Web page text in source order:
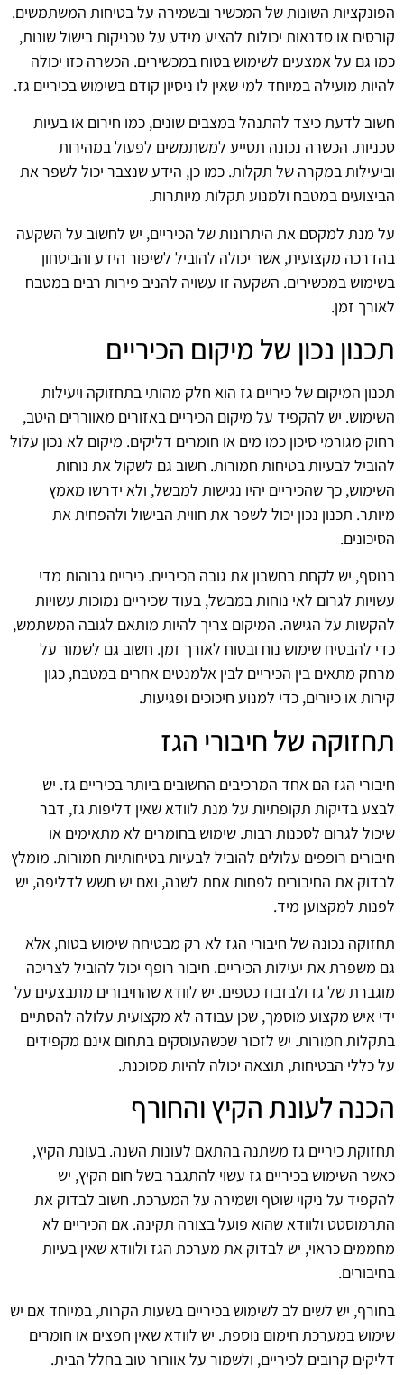
הפונקציות השונות של המכשיר ובשמירה על בטיחות המשתמשים.
קורסים או סדנאות יכולות להציע מידע על טכניקות בישול שונות,
כמו גם על אמצעים לשימוש בטוח במכשירים. הכשרה כזו יכולה
להיות מועילה במיוחד למי שאין לו ניסיון קודם בשימוש בכיריים גז.
חשוב לדעת כיצד להתנהל במצבים שונים, כמו חירום או בעיות
טכניות. הכשרה נכונה תסייע למשתמשים לפעול במהירות
וביעילות במקרה של תקלות. כמו כן, הידע שנצבר יכול לשפר את
הביצועים במטבח ולמנוע תקלות מיותרות.
על מנת למקסם את היתרונות של הכיריים, יש לחשוב על השקעה
בהדרכה מקצועית, אשר יכולה להוביל לשיפור הידע והביטחון
בשימוש במכשירים. השקעה זו עשויה להניב פירות רבים במטבח
לאורך זמן.
תכנון נכון של מיקום הכיריים
תכנון המיקום של כיריים גז הוא חלק מהותי בתחזוקה ויעילות
השימוש. יש להקפיד על מיקום הכיריים באזורים מאווררים היטב,
רחוק מגורמי סיכון כמו מים או חומרים דליקים. מיקום לא נכון עלול
להוביל לבעיות בטיחות חמורות. חשוב גם לשקול את נוחות
השימוש, כך שהכיריים יהיו נגישות למבשל, ולא ידרשו מאמץ
מיותר. תכנון נכון יכול לשפר את חווית הבישול ולהפחית את
הסיכונים.
בנוסף, יש לקחת בחשבון את גובה הכיריים. כיריים גבוהות מדי
עשויות לגרום לאי נוחות במבשל, בעוד שכיריים נמוכות עשויות
להקשות על הגישה. המיקום צריך להיות מותאם לגובה המשתמש,
כדי להבטיח שימוש נוח ובטוח לאורך זמן. חשוב גם לשמור על
מרחק מתאים בין הכיריים לבין אלמנטים אחרים במטבח, כגון
קירות או כיורים, כדי למנוע חיכוכים ופגיעות.
תחזוקה של חיבורי הגז
חיבורי הגז הם אחד המרכיבים החשובים ביותר בכיריים גז. יש
לבצע בדיקות תקופתיות על מנת לוודא שאין דליפות גז, דבר
שיכול לגרום לסכנות רבות. שימוש בחומרים לא מתאימים או
חיבורים רופפים עלולים להוביל לבעיות בטיחותיות חמורות. מומלץ
לבדוק את החיבורים לפחות אחת לשנה, ואם יש חשש לדליפה, יש
לפנות למקצוען מיד.
תחזוקה נכונה של חיבורי הגז לא רק מבטיחה שימוש בטוח, אלא
גם משפרת את יעילות הכיריים. חיבור רופף יכול להוביל לצריכה
מוגברת של גז ולבזבוז כספים. יש לוודא שהחיבורים מתבצעים על
ידי איש מקצוע מוסמך, שכן עבודה לא מקצועית עלולה להסתיים
בתקלות חמורות. יש לזכור שכשהעוסקים בתחום אינם מקפידים
על כללי הבטיחות, תוצאה יכולה להיות מסוכנת.
הכנה לעונת הקיץ והחורף
תחזוקת כיריים גז משתנה בהתאם לעונות השנה. בעונת הקיץ,
כאשר השימוש בכיריים גז עשוי להתגבר בשל חום הקיץ, יש
להקפיד על ניקוי שוטף ושמירה על המערכת. חשוב לבדוק את
התרמוסטט ולוודא שהוא פועל בצורה תקינה. אם הכיריים לא
מחממים כראוי, יש לבדוק את מערכת הגז ולוודא שאין בעיות
בחיבורים.
בחורף, יש לשים לב לשימוש בכיריים בשעות הקרות, במיוחד אם יש
שימוש במערכת חימום נוספת. יש לוודא שאין חפצים או חומרים
דליקים קרובים לכיריים, ולשמור על אוורור טוב בחלל הבית.